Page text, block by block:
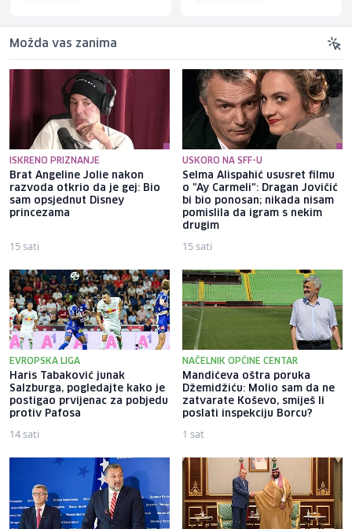
Možda vas zanima
ISKRENO PRIZNANJE
Brat Angeline Jolie nakon
razvoda otkrio da je gej: Bio
sam opsjednut Disney
princezama
15 sati
USKORO NA SFF-U
Selma Alispahić ususret filmu
o "Ay Carmeli": Dragan Jovičić
bi bio ponosan; nikada nisam
pomislila da igram s nekim
drugim
15 sati
EVROPSKA LIGA
Haris Tabaković junak
Salzburga, pogledajte kako je
postigao prvijenac za pobjedu
protiv Pafosa
14 sati
NAČELNIK OPĆINE CENTAR
Mandićeva oštra poruka
Džemidžiću: Molio sam da ne
zatvarate Koševo, smiješ li
poslati inspekciju Borcu?
1 sat